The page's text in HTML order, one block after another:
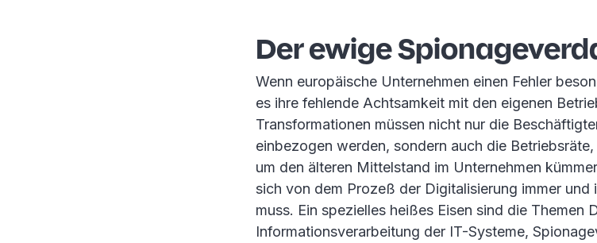
Der ewige
Wenn europäische Unternehmen einen Fehler
es ihre fehlende Achtsamkeit mit den eigenen
Transformationen müssen nicht nur die
einbezogen werden, sondern auch die
um den älteren Mittelstand im Unternehmen
sich von dem Prozeß der Digitalisierung immer und
muss. Ein spezielles heißes Eisen sind die Themen
Informationsverarbeitung der IT-Systeme,